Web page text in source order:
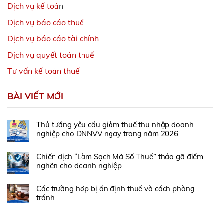
Dịch vụ kế toán
Dịch vụ báo cáo thuế
Dịch vụ báo cáo tài chính
Dịch vụ quyết toán thuế
Tư vấn kế toán thuế
BÀI VIẾT MỚI
Thủ tướng yêu cầu giảm thuế thu nhập doanh
nghiệp cho DNNVV ngay trong năm 2026
Chiến dịch “Làm Sạch Mã Số Thuế” tháo gỡ điểm
nghẽn cho doanh nghiệp
Các trường hợp bị ấn định thuế và cách phòng
tránh